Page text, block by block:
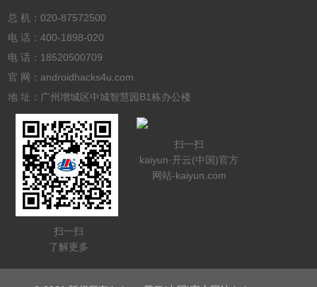
总 机：020-87572500
电 话：400-1898-020
电 话： 18520500709
官 网：androidhacks4u.com
地 址：广州增城区中城智慧园B1栋办公楼
扫一扫
了解更多
扫一扫
kaiyun·开云(中国)官方
网站-kaiyun.com